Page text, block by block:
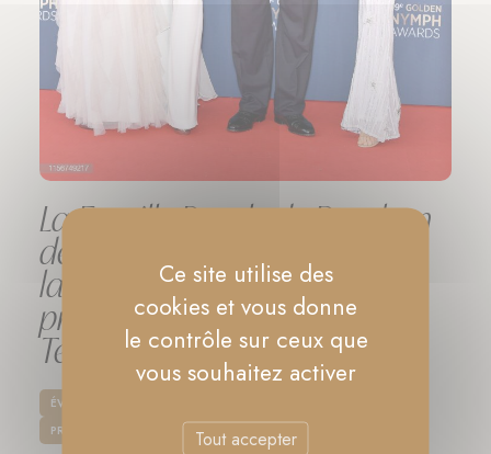
La Famille Royale de Bourbon
des Deux Siciles a participé à
la cérémonie de remise des
prix du 59e Festival de la
Télévision de Monte-Carlo
ÉVÉNEMENTS
PRINCESSE MARIA CHIARA
Ce site utilise des
cookies et vous donne
le contrôle sur ceux que
vous souhaitez activer
Tout accepter